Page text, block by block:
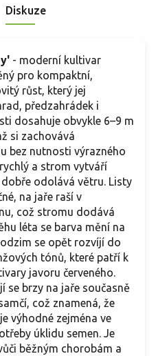
Diskuze
- moderní kultivar
pro kompaktní,
růst, který jej
předzahrádek i
dosahuje obvykle 6–9 m
si zachovává
bez nutnosti výrazného
a strom vytváří
odolává větru. Listy
na jaře raší v
což stromu dodává
léta se barva mění na
se opět rozvíjí do
tónů, které patří k
javoru červeného.
se brzy na jaře současně
což znamená, že
výhodné zejména ve
úklidu semen. Je
běžným chorobám a